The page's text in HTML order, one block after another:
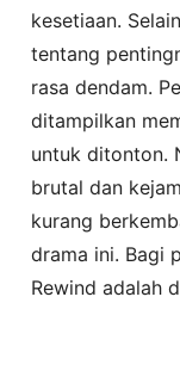
kesetiaan.
tentang
rasa dendam.
ditampilkan
untuk ditonton.
brutal dan
kurang
drama ini. Bagi
Rewind adalah